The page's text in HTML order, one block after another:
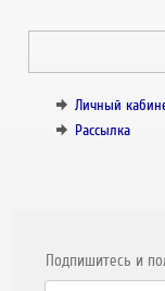
Личный
Рассылка
Подпишитесь и